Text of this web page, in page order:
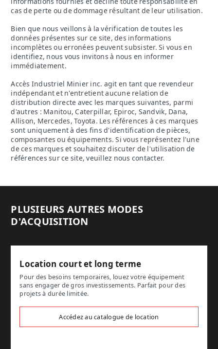
cas de perte ou de dommage résultant de leur utilisation.
Bien que nous veillons à la vérification de toutes les
données présentes sur ce site, des informations
incomplètes ou erronées peuvent subsister. Si vous en
identifiez, nous vous invitons à nous en informer
immédiatement.
Accès Industriel Minier inc. agit en tant que revendeur
indépendant et n'entretient aucune relation de
distribution directe avec les marques suivantes, parmi
d'autres : Manitou, Caterpillar, Epiroc, Sandvik, Dana,
Allison, Mercedes, Toyota. Les références à ces marques
sont uniquement à des fins d'identification de pièces,
composantes ou équipements. Si vous représentez l'une
de ces marques et souhaitez discuter de l'utilisation de
références sur ce site, veuillez nous contacter.
PLUSIEURS AUTRES MODES
D'ACQUISITION
Location court et long terme
Pour des besoins temporaires, louez votre équipement
sans engager de gros investissements. Parfait pour des
projets à durée limitée.
Accédez au catalogue de location